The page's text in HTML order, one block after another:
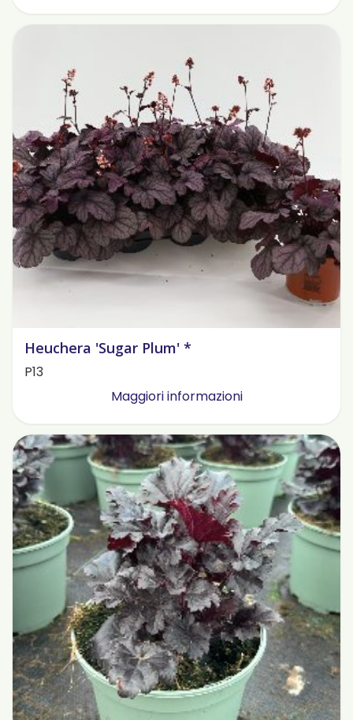
Heuchera 'Sugar Plum' *
P13
Maggiori informazioni